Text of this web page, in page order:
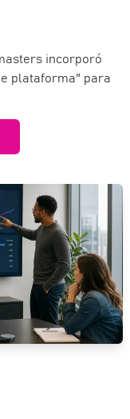
incorporó
plataforma" para